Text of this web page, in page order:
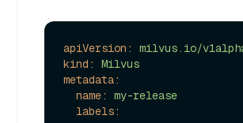
apiVersion:
milvus.io/
kind:
Milvus
metadata:
name:
my-release
labels: